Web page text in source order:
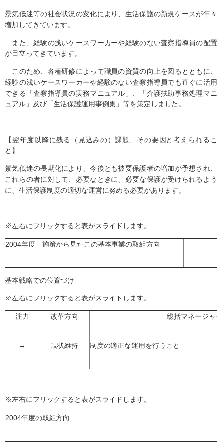
景気低迷等の社会状況の変化により、生活保護の新規ケースが年々
増加してきています。
また、経験の浅いケースワーカーや経験のない査察指導員の配置
が目立ってきています。
このため、各種研修によって職員の資質の向上を図るとともに、
経験の浅いケースワーカーや経験のない査察指導員でも直ぐに活用
できる「査察指導員の実務マニュアル」、「介護扶助事務処理マニ
ュアル」及び「生活保護運用事例集」等を策定しました。
【翌年度以降に残る（見込みの）課題、その要因と考えられるこ
と】
景気低迷の長期化により、今後とも被要保護者の増加が予想され、
これらの者に対して、必要なときに、必要な保護が受けられるよう
に、生活保護制度の適切な運営に努める必要があります。
※左右にフリックすると表がスライドします。
2004年度 施策から見たこの基本事業の取組方向
基本戦略での位置づけ
※左右にフリックすると表がスライドします。
注力 改革方向 総括マネージャ
→ 現状維持 制度の適正な運用を行うこと
※左右にフリックすると表がスライドします。
2004年度の取組方向